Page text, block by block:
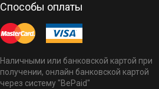
Способы оплаты
Наличными или банковской картой при
получении, онлайн банковской картой
через систему "BePaid"